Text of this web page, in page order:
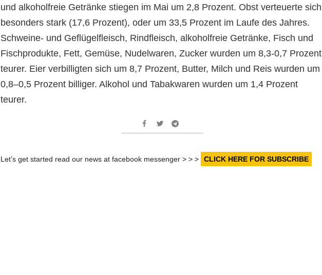
und alkoholfreie Getränke stiegen im Mai um 2,8 Prozent. Obst verteuerte sich
besonders stark (17,6 Prozent), oder um 33,5 Prozent im Laufe des Jahres.
Schweine- und Geflügelfleisch, Rindfleisch, alkoholfreie Getränke, Fisch und
Fischprodukte, Fett, Gemüse, Nudelwaren, Zucker wurden um 8,3-0,7 Prozent
teurer. Eier verbilligten sich um 8,7 Prozent, Butter, Milch und Reis wurden um
0,8–0,5 Prozent billiger. Alkohol und Tabakwaren wurden um 1,4 Prozent
teurer.
Let’s get started read our news at facebook messenger > > > CLICK HERE FOR SUBSCRIBE